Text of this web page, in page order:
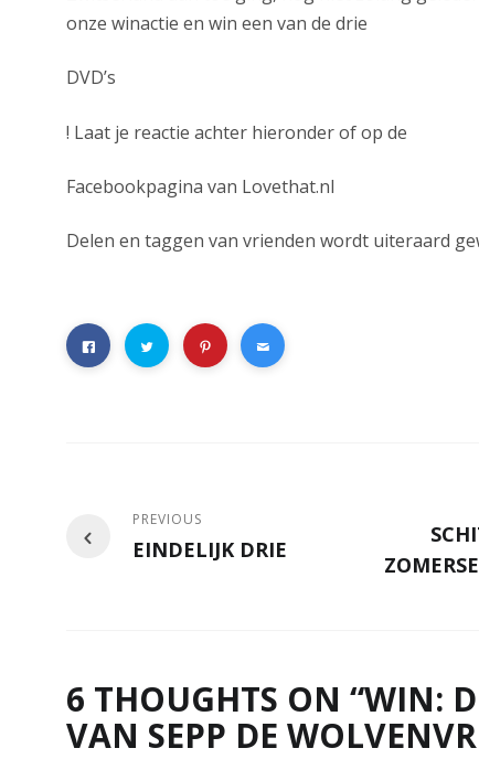
onze winactie en win een van de drie
DVD’s
! Laat je reactie achter hieronder of op de
Facebookpagina van Lovethat.nl
Delen en taggen van vrienden wordt uiteraard
PREVIOUS
EINDELIJK DRIE
6 THOUGHTS ON “WIN:
VAN SEPP DE